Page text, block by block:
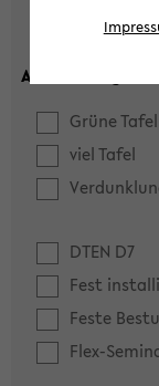
Ausstattung:
Grüne Tafel
viel Tafel
DTEN D7
Fest
Feste
Flex-